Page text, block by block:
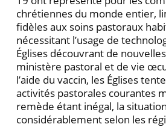
chrétiennes du monde entier,
fidèles aux soins pastoraux
nécessitant l’usage de
Églises découvrant de
ministère pastoral et de vie
l’aide du vaccin, les Églises
activités pastorales courantes
remède étant inégal, la
considérablement selon les